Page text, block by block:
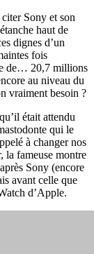
Sony et son
haut de
dignes d’un
fois
de… 20,7 millions
au niveau du
vraiment besoin ?
était attendu
qui le
à changer nos
la fameuse montre
Sony (encore
avant celle que
d’Apple.